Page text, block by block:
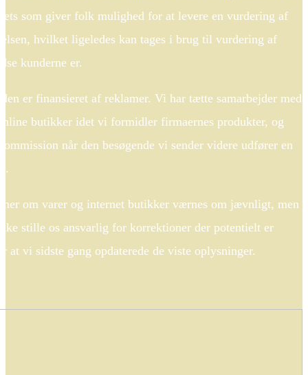
som giver folk mulighed for at levere en vurdering af
hvilket ligeledes kan tages i brug til vurdering af
kunderne er.
er finansieret af reklamer. Vi har tætte samarbejder med
butikker idet vi formidler firmaernes produkter, og
når den besøgende vi sender videre udfører en
om varer og internet butikker værnes om jævnligt, men
stille os ansvarlig for korrektioner der potentielt er
at vi sidste gang opdaterede de viste oplysninger.